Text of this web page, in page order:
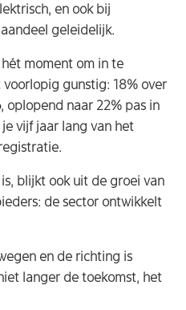
en ook bij
geleidelijk.
moment om in te
gunstig: 18% over
oplopend naar 22% pas in
vijf jaar lang van het
blijkt ook uit de groei van
de sector ontwikkelt
en de richting is
langer de toekomst, het